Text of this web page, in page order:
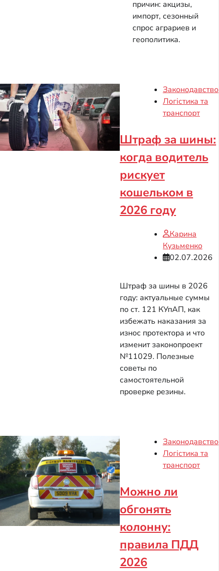
причин: акцизы,
импорт, сезонный
спрос аграриев и
геополитика.
Законодавство
Логістика та
транспорт
Штраф за шины:
когда водитель
рискует
кошельком в
2026 году
Карина
Кузьменко
02.07.2026
Штраф за шины в 2026
году: актуальные суммы
по ст. 121 КУпАП, как
избежать наказания за
износ протектора и что
изменит законопроект
№11029. Полезные
советы по
самостоятельной
проверке резины.
Законодавство
Логістика та
транспорт
Можно ли
обгонять
колонну:
правила ПДД
2026